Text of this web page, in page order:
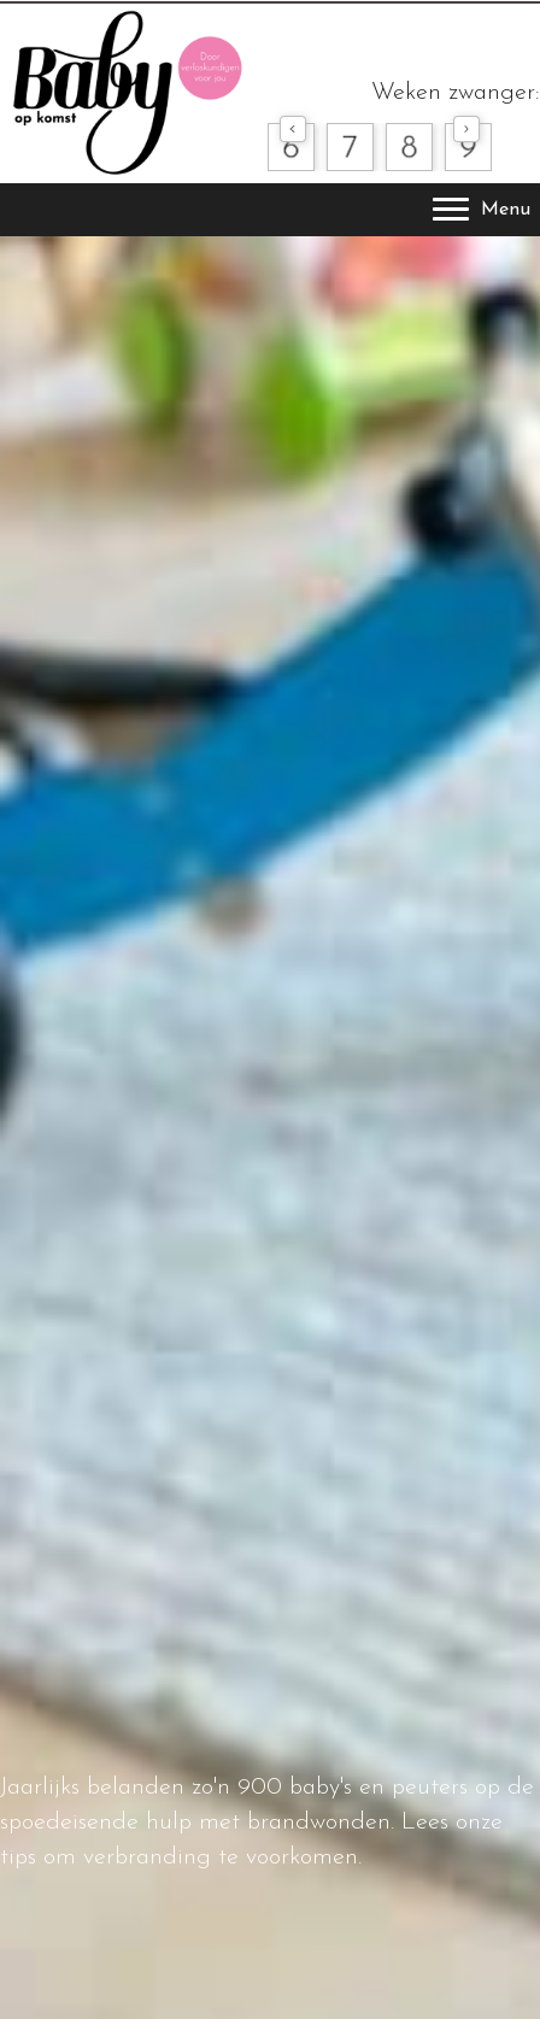
Weken zwanger:
Menu
Jaarlijks belanden zo'n 900 baby's en peuters op de
spoedeisende hulp met brandwonden. Lees onze
tips om verbranding te voorkomen.